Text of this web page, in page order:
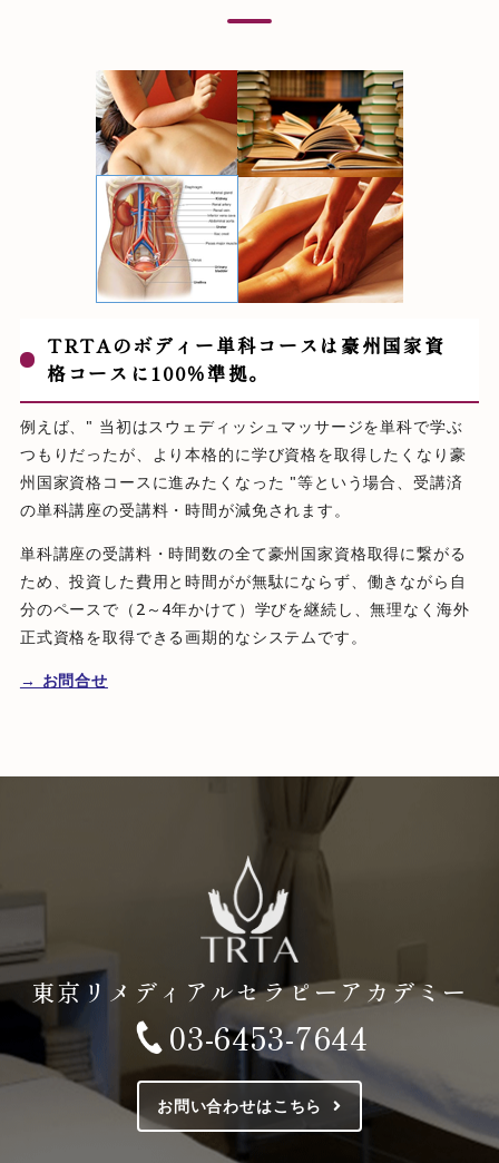
TRTAのボディー単科コースは豪州国家資
格コースに100％準拠。
例えば、" 当初はスウェディッシュマッサージを単科で学ぶ
つもりだったが、より本格的に学び資格を取得したくなり豪
州国家資格コースに進みたくなった "等という場合、受講済
の単科講座の受講料・時間が減免されます。
単科講座の受講料・時間数の全て豪州国家資格取得に繋がる
ため、投資した費用と時間がが無駄にならず、働きながら自
分のペースで（2～4年かけて）学びを継続し、無理なく海外
正式資格を取得できる画期的なシステムです。
→ お問合せ
東京リメディアルセラピーアカデミー
03-6453-7644
お問い合わせはこちら